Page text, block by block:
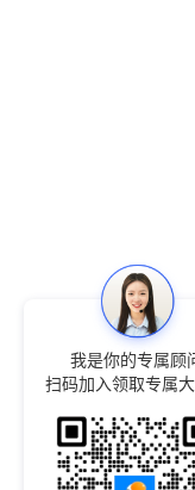
我是你的专属顾
扫码加入领取专属